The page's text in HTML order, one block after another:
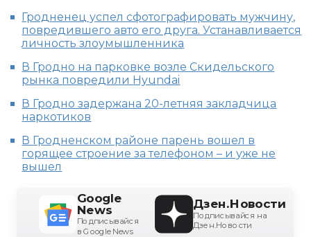
Гродненец успел сфотографировать мужчину,
повредившего авто его друга. Устанавливается
личность злоумышленника
В Гродно на парковке возле Скидельского
рынка повредили Hyundai
В Гродно задержана 20-летняя закладчица
наркотиков
В Гродненском районе парень вошел в
горящее строение за телефоном – и уже не
вышел
Google
News
Подписывайся
в Google News
Дзен.Новости
Подписывайся на
Дзен.Новости